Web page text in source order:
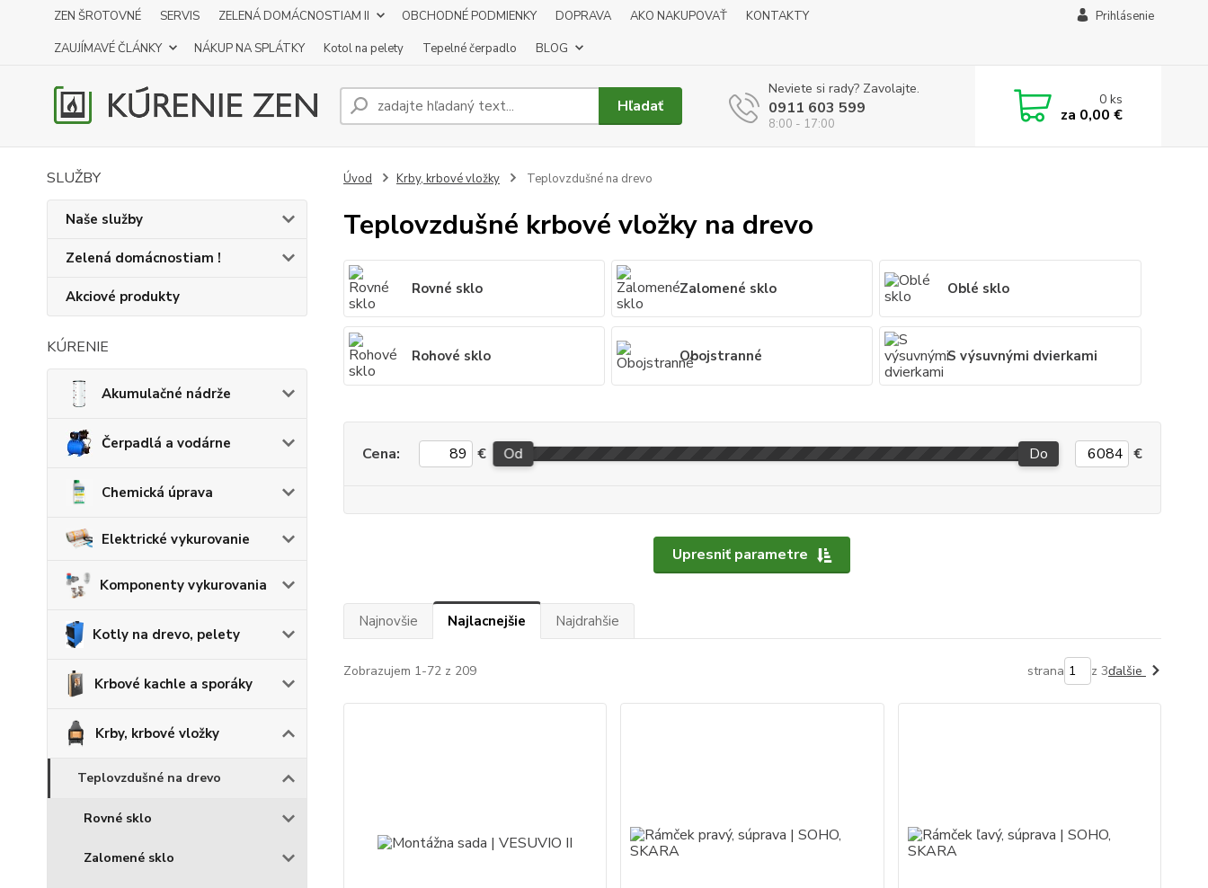
ZEN ŠROTOVNÉ SERVIS ZELENÁ DOMÁCNOSTIAM II OBCHODNÉ PODMIENKY DOPRAVA AKO NAKUPOVAŤ
KONTAKTY
ZAUJÍMAVÉ ČLÁNKY
NÁKUP NA SPLÁTKY Kotol na pelety Tepelné čerpadlo BLOG
Prihlásenie
Hľadať
Neviete si rady? Zavolajte.
0911 603 599
8:00 - 17:00
0ks
za 0,00 €
SLUŽBY
Naše služby
Zelená domácnostiam !
Akciové produkty
KÚRENIE
Akumulačné nádrže
Čerpadlá a vodárne
Chemická úprava
Elektrické vykurovanie
Komponenty vykurovania
Kotly na drevo, pelety
Krbové kachle a sporáky
Krby, krbové vložky
Teplovzdušné na drevo
Rovné sklo
Zalomené sklo
Úvod Krby, krbové vložky Teplovzdušné na drevo
Teplovzdušné krbové vložky na drevo
Rovné sklo Zalomené sklo Oblé sklo
Rohové sklo Obojstranné S výsuvnými dvierkami
Upresniť parametre
Cena: € Od Do €
Najnovšie Najlacnejšie Najdrahšie
Zobrazujem 1-72 z 209 strana z 3ďalšie